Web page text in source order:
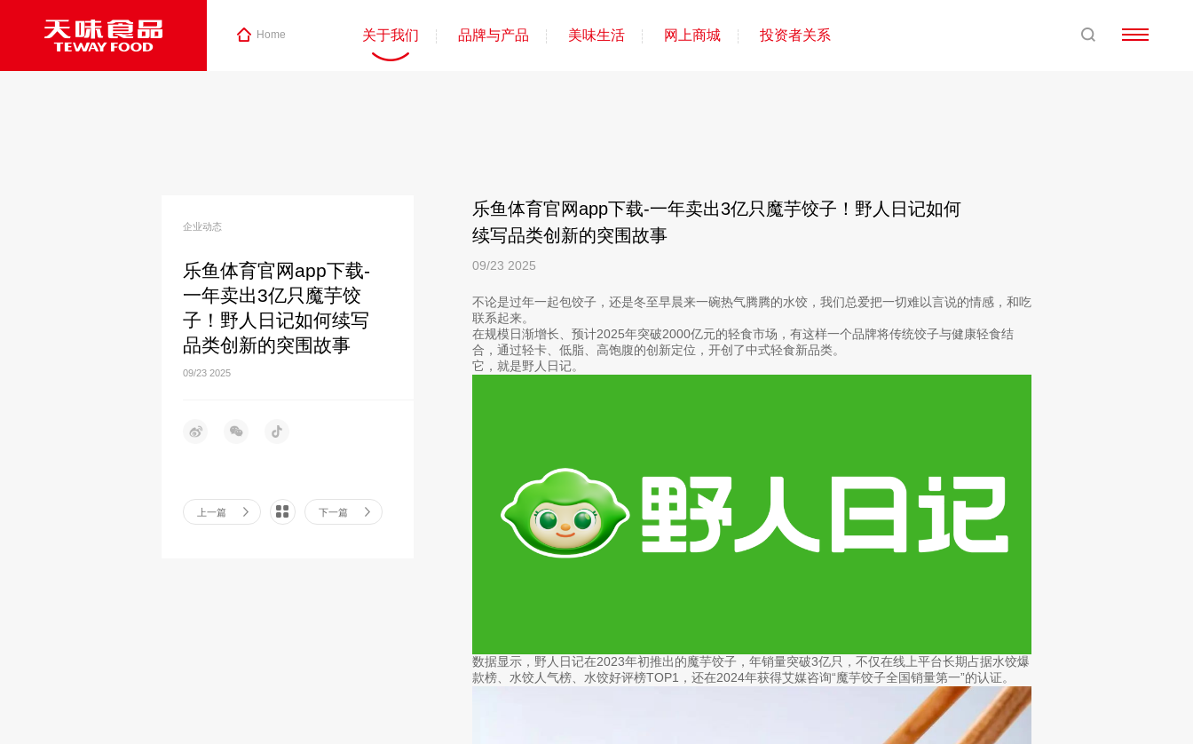
Home 关于我们 品牌与产品 美味生活 网上商城 投资者关系
企业动态
乐鱼体育官网app下载-
一年卖出3亿只魔芋饺
子！野人日记如何续写
品类创新的突围故事
09/23 2025
上一篇 下一篇
乐鱼体育官网app下载-一年卖出3亿只魔芋饺子！野人日记如何
续写品类创新的突围故事
09/23 2025
不论是过年一起包饺子，还是冬至早晨来一碗热气腾腾的水饺，我们总爱把一切难以言说的情感，和吃
联系起来。
在规模日渐增长、预计2025年突破2000亿元的轻食市场，有这样一个品牌将传统饺子与健康轻食结
合，通过轻卡、低脂、高饱腹的创新定位，开创了中式轻食新品类。
它，就是野人日记。
数据显示，野人日记在2023年初推出的魔芋饺子，年销量突破3亿只，不仅在线上平台长期占据水饺爆
款榜、水饺人气榜、水饺好评榜TOP1，还在2024年获得艾媒咨询“魔芋饺子全国销量第一”的认证。